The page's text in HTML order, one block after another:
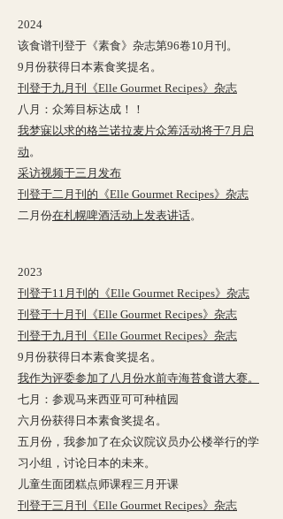
2024
该食谱刊登于《素食》杂志第96卷10月刊。
9月份获得日本素食奖提名。
刊登于九月刊《Elle Gourmet Recipes》杂志
八月：众筹目标达成！！
我梦寐以求的格兰诺拉麦片众筹活动将于7月启
动。
采访视频于三月发布
刊登于二月刊的《Elle Gourmet Recipes》杂志
二月份在札幌啤酒活动上发表讲话。
2023
刊登于11月刊的《Elle Gourmet Recipes》杂志
刊登于十月刊《Elle Gourmet Recipes》杂志
刊登于九月刊《Elle Gourmet Recipes》杂志
9月份获得日本素食奖提名。
我作为评委参加了八月份水前寺海苔食谱大赛。
七月：参观马来西亚可可种植园
六月份获得日本素食奖提名。
五月份， 我参加了在众议院议员办公楼举行的学
习小组，讨论日本的未来。
儿童生面团糕点师课程三月开课
刊登于三月刊《Elle Gourmet Recipes》杂志